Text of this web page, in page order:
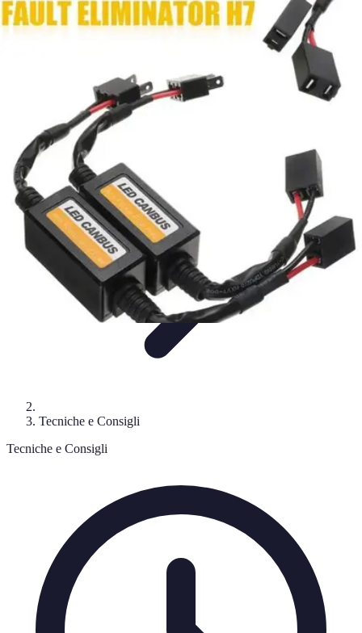
Fai da Te Creativo
Rinnovamento SpaziCreativitàTutorialDecorazioni
Rinnovamento
Fai da Te Creativo
Tecniche e Consigli
Tecniche e Consigli